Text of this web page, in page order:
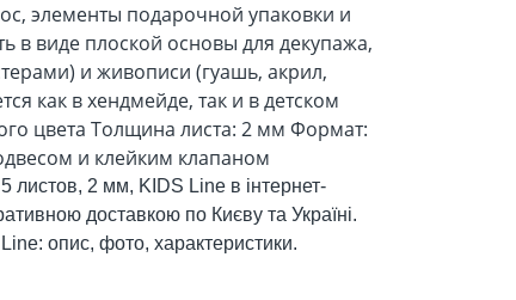
элементы подарочной упаковки и
в виде плоской основы для декупажа,
и живописи (гуашь, акрил,
как в хендмейде, так и в детском
цвета Толщина листа: 2 мм Формат:
и клейким клапаном
2 мм, KIDS Line в інтернет-
доставкою по Києву та Україні.
опис, фото, характеристики.